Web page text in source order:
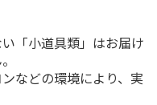
「小道具類」はお届け
などの環境により、実